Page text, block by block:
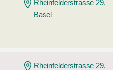
Rheinfelderstrasse 29,
Basel
Rheinfelderstrasse 29,